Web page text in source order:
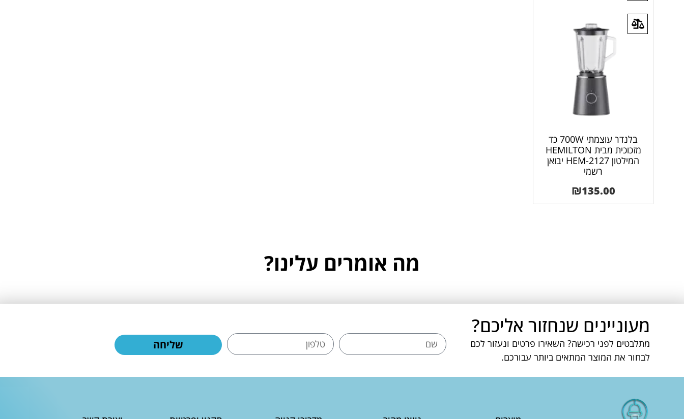
בלנדר עוצמתי 700W כד
מזכוכית מבית HEMILTON
המילטון 2127-HEM יבואן
רשמי
₪135.00
מה אומרים עלינו?
מעוניינים שנחזור אליכם?
מתלבטים לפני רכישה? השאירו פרטים ונעזור לכם
לבחור את המוצר המתאים ביותר עבורכם.
שליחה